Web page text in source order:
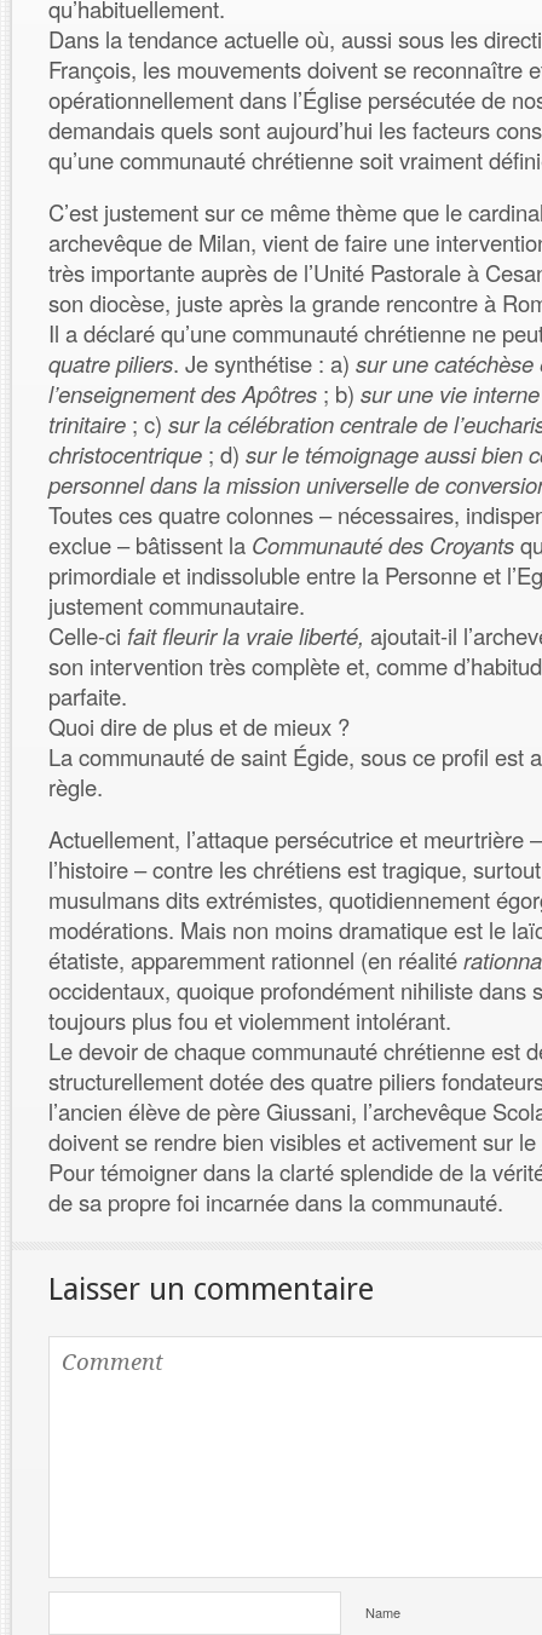
qu’habituellement.
Dans la tendance actuelle où, aussi sous les
François, les mouvements doivent se reconnaître
opérationnellement dans l’Église persécutée de
demandais quels sont aujourd’hui les facteurs
qu’une communauté chrétienne soit vraiment
C’est justement sur ce même thème que le
archevêque de Milan, vient de faire une
très importante auprès de l’Unité Pastorale à
son diocèse, juste après la grande rencontre à
Il a déclaré qu’une communauté chrétienne ne
quatre piliers. Je synthétise : a) sur une
l’enseignement des Apôtres ; b) sur une vie
trinitaire ; c) sur la célébration centrale de
christocentrique ; d) sur le témoignage aussi bien
personnel dans la mission universelle de
Toutes ces quatre colonnes – nécessaires,
exclue – bâtissent la Communauté des Croyants
primordiale et indissoluble entre la Personne et
justement communautaire.
Celle-ci fait fleurir la vraie liberté, ajoutait-il
son intervention très complète et, comme
parfaite.
Quoi dire de plus et de mieux ?
La communauté de saint Égide, sous ce profil est
règle.
Actuellement, l’attaque persécutrice et meurtrière
l’histoire – contre les chrétiens est tragique,
musulmans dits extrémistes, quotidiennement
modérations. Mais non moins dramatique est le
étatiste, apparemment rationnel (en réalité
occidentaux, quoique profondément nihiliste dans
toujours plus fou et violemment intolérant.
Le devoir de chaque communauté chrétienne est
structurellement dotée des quatre piliers
l’ancien élève de père Giussani, l’archevêque
doivent se rendre bien visibles et activement sur
Pour témoigner dans la clarté splendide de la
de sa propre foi incarnée dans la communauté.
Laisser un commentaire
Name